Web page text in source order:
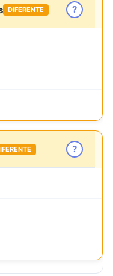
DIFERENTE ?
?